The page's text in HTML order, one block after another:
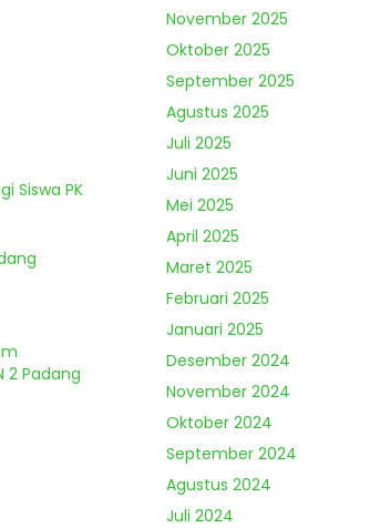
Siswa PK
2 Padang
November 2025
Oktober 2025
September 2025
Agustus 2025
Juli 2025
Juni 2025
Mei 2025
April 2025
Maret 2025
Februari 2025
Januari 2025
Desember 2024
November 2024
Oktober 2024
September 2024
Agustus 2024
Juli 2024